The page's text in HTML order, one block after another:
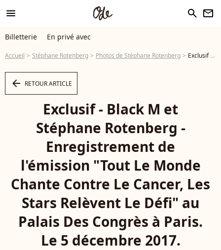
menu search newsletter
Billetterie En privé avec
Accueil Stéphane Rotenberg Photos de Stéphane Rotenberg Exclusif - Black M et Stéphane Rotenberg - Enregistrement de l'émission "Tout Le Monde Chante Contre Le Cancer, Les Stars Relèvent Le Défi" au Palais Des Congrès à Paris. Le 5 décembre 2017. © Gorassini-Moreau / Bestimage - Photo
arrow_left RETOUR ARTICLE
Exclusif - Black M et
Stéphane Rotenberg -
Enregistrement de
l'émission "Tout Le Monde
Chante Contre Le Cancer, Les
Stars Relèvent Le Défi" au
Palais Des Congrès à Paris.
Le 5 décembre 2017.